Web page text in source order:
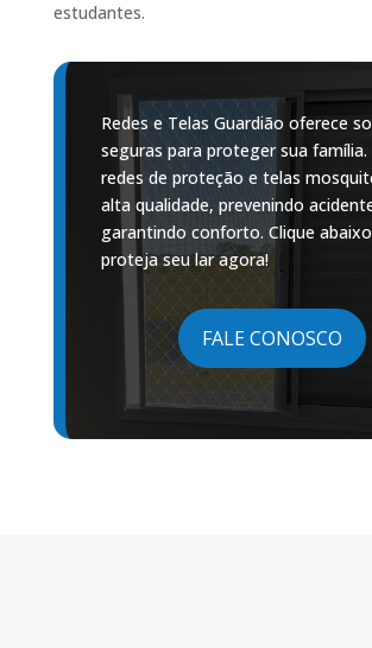
estudantes.
Redes e Telas Guardião oferece
seguras para proteger sua
redes de proteção e telas
alta qualidade, prevenindo
garantindo conforto. Clique
proteja seu lar agora!
FALE CONOSCO